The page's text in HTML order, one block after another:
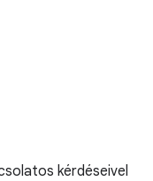
kérdéseivel